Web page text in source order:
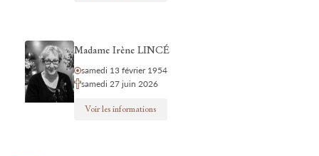
Madame Irène LINCÉ
samedi 13 février 1954
samedi 27 juin 2026
Voir les informations